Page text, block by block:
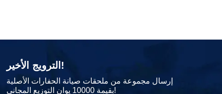
الترويج الأخير!
إرسال مجموعة من ملحقات صيانة الحفارات الأصلية
بقيمة 10000 يوان التوزيع المجاني!